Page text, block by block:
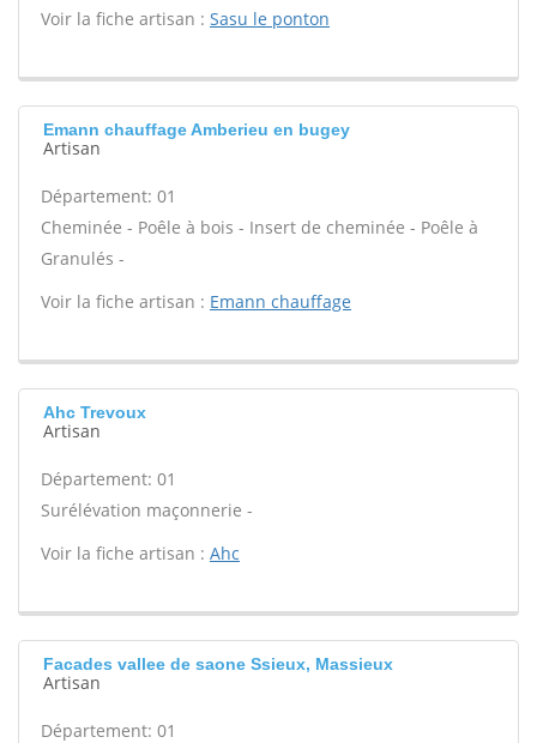
Voir la fiche artisan : Sasu le ponton
Emann chauffage Amberieu en bugey
Artisan
Département: 01
Cheminée - Poêle à bois - Insert de cheminée - Poêle à
Granulés -
Voir la fiche artisan : Emann chauffage
Ahc Trevoux
Artisan
Département: 01
Surélévation maçonnerie -
Voir la fiche artisan : Ahc
Facades vallee de saone Ssieux, Massieux
Artisan
Département: 01